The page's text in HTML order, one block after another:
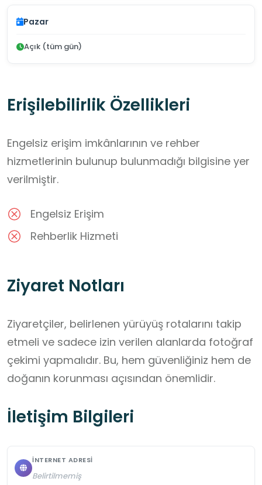
Pazar
Açık (tüm gün)
Erişilebilirlik Özellikleri
Engelsiz erişim imkânlarının ve rehber
hizmetlerinin bulunup bulunmadığı bilgisine yer
verilmiştir.
Engelsiz Erişim
Rehberlik Hizmeti
Ziyaret Notları
Ziyaretçiler, belirlenen yürüyüş rotalarını takip
etmeli ve sadece izin verilen alanlarda fotoğraf
çekimi yapmalıdır. Bu, hem güvenliğiniz hem de
doğanın korunması açısından önemlidir.
İletişim Bilgileri
İNTERNET ADRESI
Belirtilmemiş